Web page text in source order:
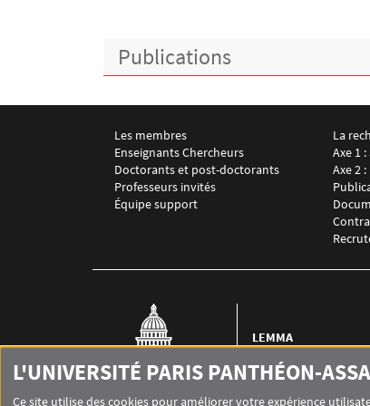
Publications
Menu footer LEMMA 1
Les membres
Enseignants Chercheurs
Doctorants et post-doctorants
Professeurs invités
Équipe support
Menu
La
Axe 1
Axe 2
Laboratoire
mathématique et de
LEMMA
L'UNIVERSITÉ PARIS PANTHÉON-
Ce site utilise des cookies pour améliorer votre expérience